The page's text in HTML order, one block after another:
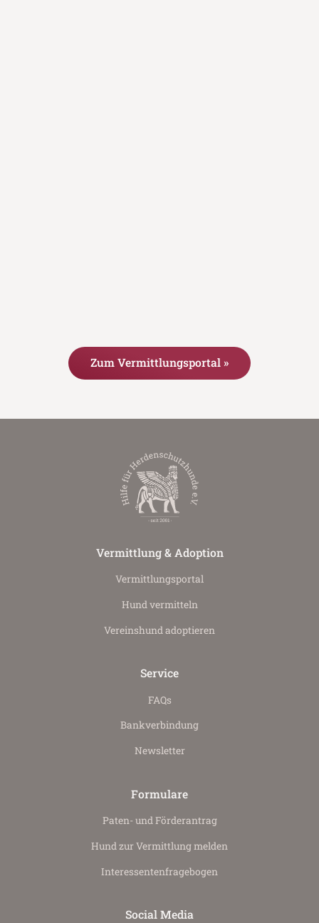
Zum Vermittlungsportal »
Vermittlung & Adoption
Vermittlungs­portal
Hund vermitteln
Vereinshund adoptieren
Service
FAQs
Bankverbindung
Newsletter
Formulare
Paten- und Förderantrag
Hund zur Vermittlung melden
Interessenten­fragebogen
Social Media